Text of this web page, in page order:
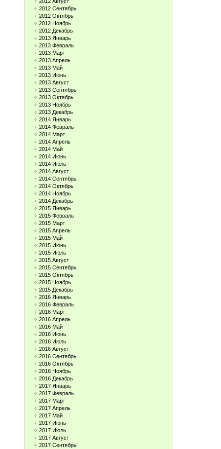
2012 Сентябрь
2012 Октябрь
2012 Ноябрь
2012 Декабрь
2013 Январь
2013 Февраль
2013 Март
2013 Апрель
2013 Май
2013 Июнь
2013 Август
2013 Сентябрь
2013 Октябрь
2013 Ноябрь
2013 Декабрь
2014 Январь
2014 Февраль
2014 Март
2014 Апрель
2014 Май
2014 Июнь
2014 Июль
2014 Август
2014 Сентябрь
2014 Октябрь
2014 Ноябрь
2014 Декабрь
2015 Январь
2015 Февраль
2015 Март
2015 Апрель
2015 Май
2015 Июнь
2015 Июль
2015 Август
2015 Сентябрь
2015 Октябрь
2015 Ноябрь
2015 Декабрь
2016 Январь
2016 Февраль
2016 Март
2016 Апрель
2016 Май
2016 Июнь
2016 Июль
2016 Август
2016 Сентябрь
2016 Октябрь
2016 Ноябрь
2016 Декабрь
2017 Январь
2017 Февраль
2017 Март
2017 Апрель
2017 Май
2017 Июнь
2017 Июль
2017 Август
2017 Сентябрь